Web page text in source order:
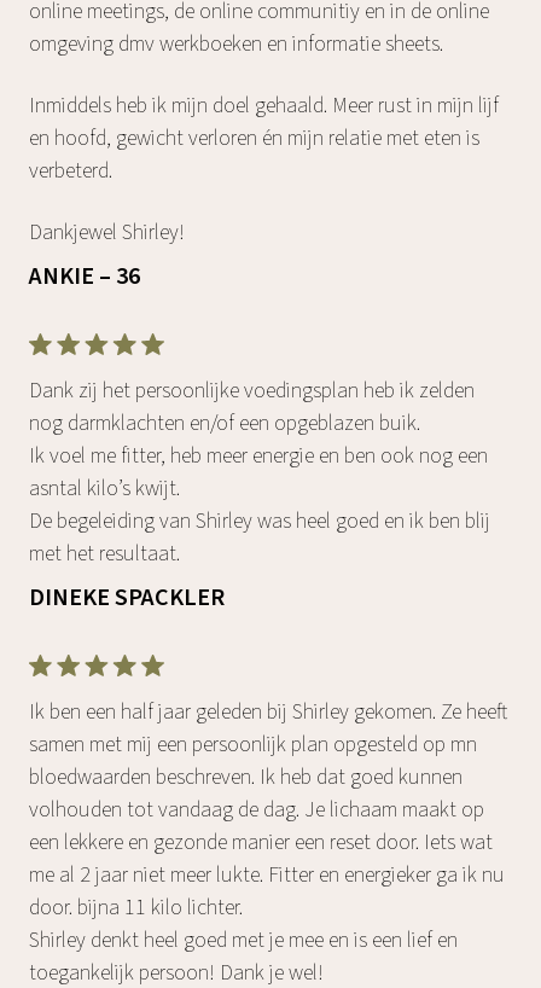
online meetings, de online communitiy en in de online
omgeving dmv werkboeken en informatie sheets.
Inmiddels heb ik mijn doel gehaald. Meer rust in mijn lijf
en hoofd, gewicht verloren én mijn relatie met eten is
verbeterd.
Dankjewel Shirley!
ANKIE – 36
Dank zij het persoonlijke voedingsplan heb ik zelden
nog darmklachten en/of een opgeblazen buik.
Ik voel me fitter, heb meer energie en ben ook nog een
asntal kilo’s kwijt.
De begeleiding van Shirley was heel goed en ik ben blij
met het resultaat.
DINEKE SPACKLER
Ik ben een half jaar geleden bij Shirley gekomen. Ze heeft
samen met mij een persoonlijk plan opgesteld op mn
bloedwaarden beschreven. Ik heb dat goed kunnen
volhouden tot vandaag de dag. Je lichaam maakt op
een lekkere en gezonde manier een reset door. Iets wat
me al 2 jaar niet meer lukte. Fitter en energieker ga ik nu
door. bijna 11 kilo lichter.
Shirley denkt heel goed met je mee en is een lief en
toegankelijk persoon! Dank je wel!